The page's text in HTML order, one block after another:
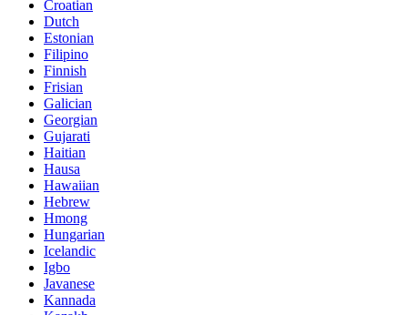
Croatian
Dutch
Estonian
Filipino
Finnish
Frisian
Galician
Georgian
Gujarati
Haitian
Hausa
Hawaiian
Hebrew
Hmong
Hungarian
Icelandic
Igbo
Javanese
Kannada